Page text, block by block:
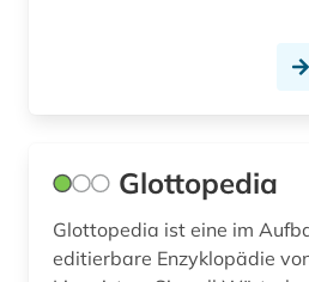
Glottopedia
Glottopedia ist eine im
editierbare Enzyklopädie